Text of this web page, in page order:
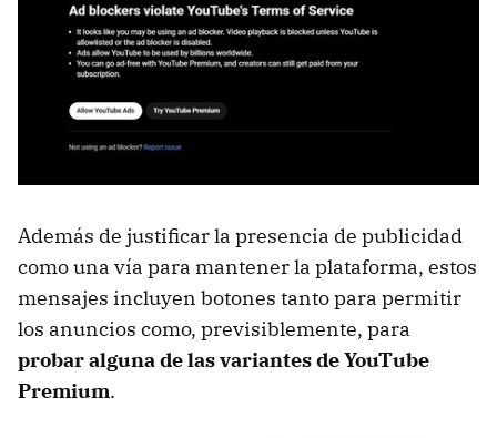
Además de justificar la presencia de publicidad
como una vía para mantener la plataforma, estos
mensajes incluyen botones tanto para permitir
los anuncios como, previsiblemente, para
probar alguna de las variantes de YouTube
Premium.